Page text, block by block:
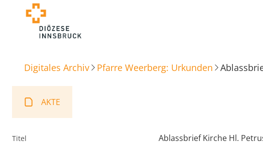
Digitales Archiv Pfarre Weerberg: Urkunden
AKTE
Titel Ablassbrief Kirche Hl.